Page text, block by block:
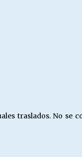
traslados. No se